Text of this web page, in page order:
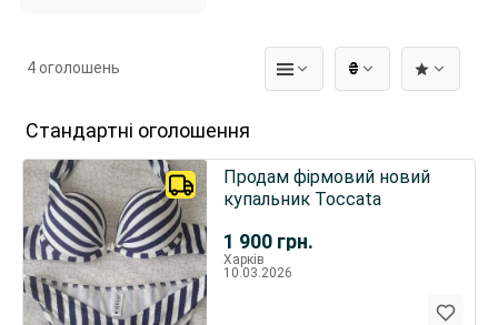
₴
4 оголошень
Стандартні оголошення
1 900 грн.
Продам фірмовий новий
купальник Toccata
Харків
10.03.2026